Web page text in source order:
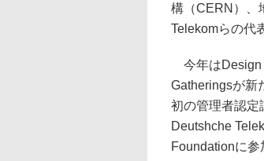
構（CERN）、
Telekomらの代
今年はDesign
Gatheringsが新
初の管理者認定
Deutshche
Foundationに参